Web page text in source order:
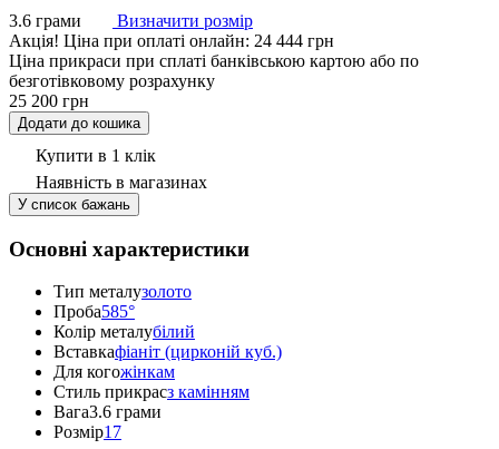
3.6 грами
Визначити розмір
Акцiя! Ціна при оплаті онлайн: 24 444 грн
Ціна прикраси при сплаті банківською картою або по
безготівковому розрахунку
25 200 грн
Додати до кошика
Купити в 1 клік
Наявність в магазинах
У список бажань
Основні характеристики
Тип металузолото
Проба585°
Колір металубілий
Вставкафіаніт (цирконій куб.)
Для когожінкам
Стиль прикрасз камінням
Вага3.6 грами
Розмір17